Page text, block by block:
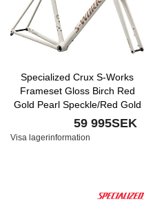
Specialized Crux S-Works
Frameset Gloss Birch Red
Gold Pearl Speckle/Red Gold
59 995SEK
Visa lagerinformation